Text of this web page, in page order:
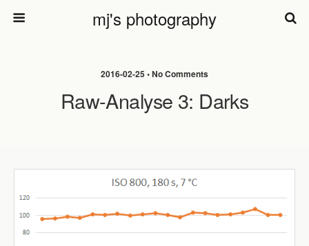
mj's photography
2016-02-25 • No Comments
Raw-Analyse 3: Darks